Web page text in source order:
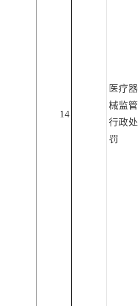
14
医疗器
械监管
行政处
罚